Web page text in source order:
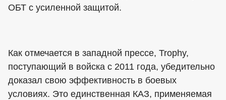
ОБТ с усиленной защитой.
Как отмечается в западной прессе, Trophy,
поступающий в войска с 2011 года, убедительно
доказал свою эффективность в боевых
условиях. Это единственная КАЗ, применяемая